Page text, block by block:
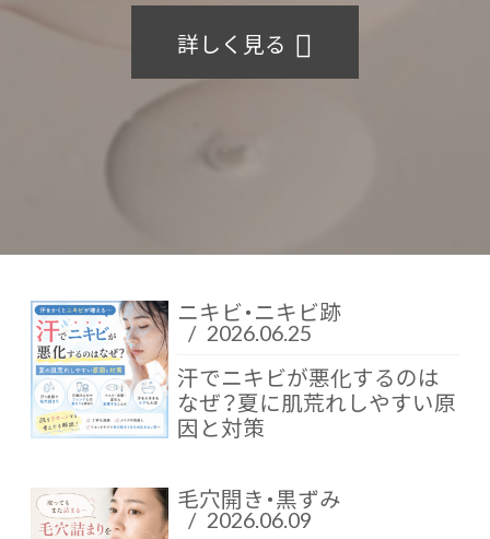
詳しく見る
ニキビ・ニキビ跡
/ 2026.06.25
汗でニキビが悪化するのは
なぜ？夏に肌荒れしやすい原
因と対策
毛穴開き・黒ずみ
/ 2026.06.09